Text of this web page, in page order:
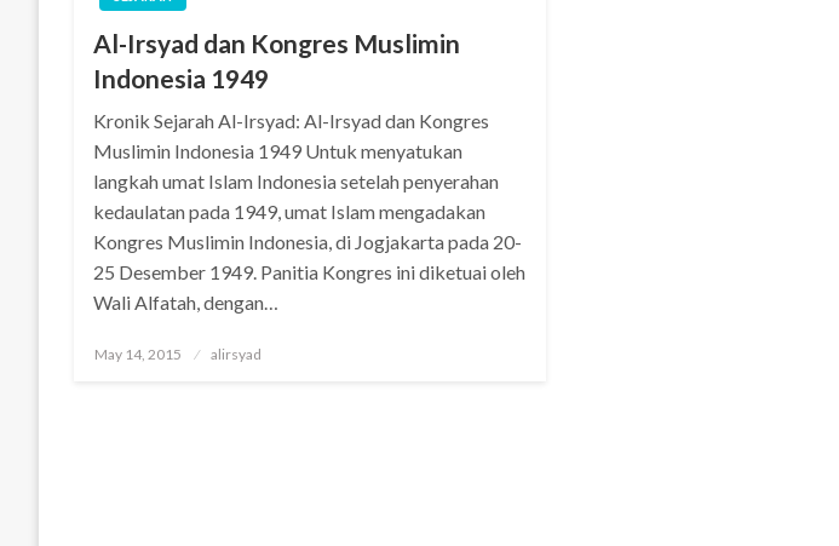
Al-Irsyad dan Kongres Muslimin
Indonesia 1949
Kronik Sejarah Al-Irsyad: Al-Irsyad dan Kongres
Muslimin Indonesia 1949 Untuk menyatukan
langkah umat Islam Indonesia setelah penyerahan
kedaulatan pada 1949, umat Islam mengadakan
Kongres Muslimin Indonesia, di Jogjakarta pada 20-
25 Desember 1949. Panitia Kongres ini diketuai oleh
Wali Alfatah, dengan…
Posted
May 14, 2015 alirsyad